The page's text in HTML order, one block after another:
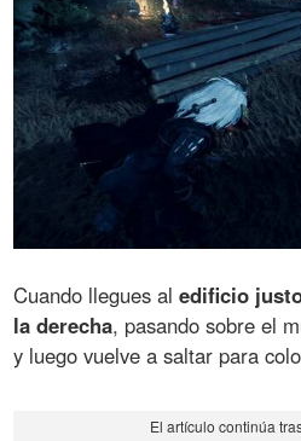
Cuando llegues aledificio
la derecha, pasando sobre el
y luego vuelve a saltar para